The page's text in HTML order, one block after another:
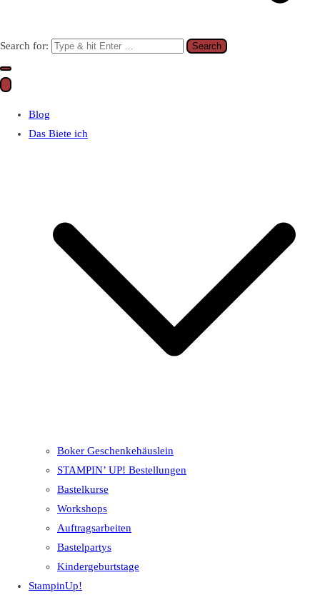
Search for:
Blog
Das Biete ich
Boker Geschenkehäuslein
STAMPIN’ UP! Bestellungen
Bastelkurse
Workshops
Auftragsarbeiten
Bastelpartys
Kindergeburtstage
StampinUp!